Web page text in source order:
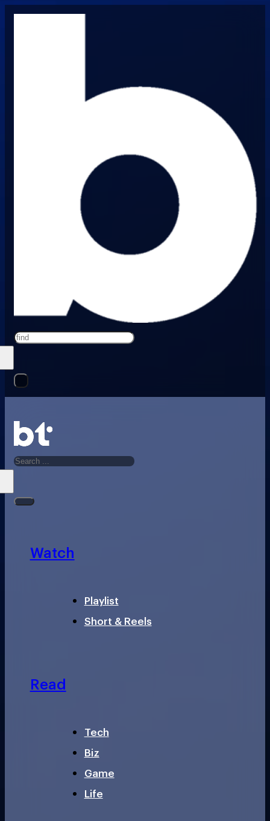
Search
Search
Watch
Playlist
Short & Reels
Read
Tech
Biz
Game
Life